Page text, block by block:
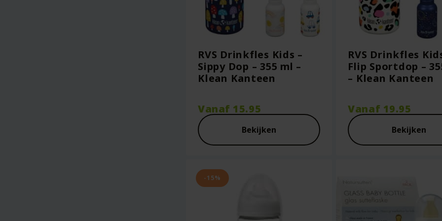
RVS Drinkfles Kids –
Sippy Dop – 355 ml –
Klean Kanteen
Vanaf 15.95
Bekijken
RVS Drinkfles
Flip Sportdop –
– Klean Kanteen
Vanaf 19.95
Bekijken
-15%